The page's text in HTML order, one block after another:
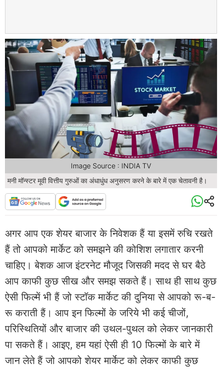
मनी मॉन्स्टर मूवी वित्तीय गुरुओं का अंधाधुंध अनुसरण करने के बारे में एक चेतावनी है।
Image Source : INDIA TV
अगर आप एक शेयर बाजार के निवेशक हैं या इसमें रुचि रखते
हैं तो आपको मार्केट को समझने की कोशिश लगातार करनी
चाहिए। बेशक आज इंटरनेट मौजूद जिसकी मदद से घर बैठे
आप काफी कुछ सीख और समझ सकते हैं। साथ ही साथ कुछ
ऐसी फिल्में भी हैं जो स्टॉक मार्केट की दुनिया से आपको रू-ब-
रू कराती हैं। आप इन फिल्मों के जरिये भी कई चीजों,
परिस्थितियों और बाजार की उथल-पुथल को लेकर जानकारी
पा सकते हैं। आइए, हम यहां ऐसी ही 10 फिल्मों के बारे में
जान लेते हैं जो आपको शेयर मार्केट को लेकर काफी कुछ